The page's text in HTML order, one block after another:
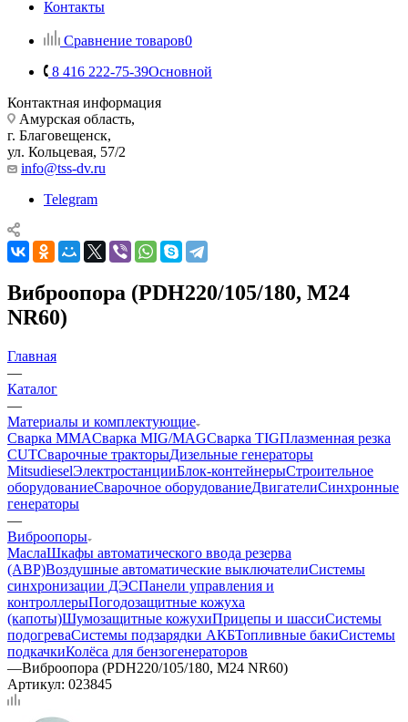
Контакты
Сравнение товаров0
8 416 222-75-39Основной
Контактная информация
Амурская область,
г. Благовещенск,
ул. Кольцевая, 57/2
info@tss-dv.ru
Telegram
Виброопора (PDH220/105/180, M24
NR60)
Главная
—
Каталог
—
Материалы и комплектующие
Сварка MMAСварка MIG/MAGСварка TIGПлазменная резка
CUTСварочные тракторыДизельные генераторы
MitsudieselЭлектростанцииБлок-контейнерыСтроительное
оборудованиеСварочное оборудованиеДвигателиСинхронные
генераторы
—
Виброопоры
МаслаШкафы автоматического ввода резерва
(АВР)Воздушные автоматические выключателиСистемы
синхронизации ДЭСПанели управления и
контроллерыПогодозащитные кожуха
(капоты)Шумозащитные кожухиПрицепы и шассиСистемы
подогреваСистемы подзарядки АКБТопливные бакиСистемы
подкачкиКолёса для бензогенераторов
—Виброопора (PDH220/105/180, M24 NR60)
Артикул: 023845